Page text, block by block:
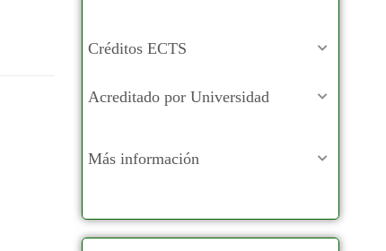
Créditos ECTS
Acreditado por Universidad
Más información